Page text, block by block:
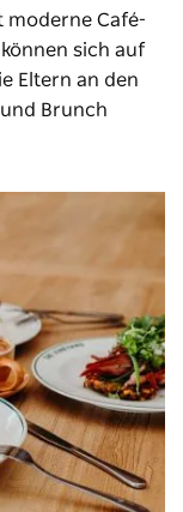
moderne Café-
sich auf
Eltern an den
Brunch